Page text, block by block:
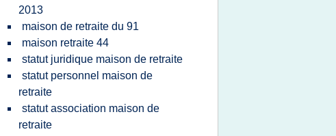
2013
maison de retraite du 91
maison retraite 44
statut juridique maison de retraite
statut personnel maison de
retraite
statut association maison de
retraite